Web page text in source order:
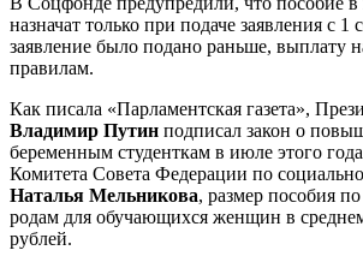
назначат только при подаче заявления с 1
заявление было подано раньше, выплату
правилам.
Как писала «Парламентская газета»,
Владимир Путин подписал закон о
беременным студенткам в июле этого
Комитета Совета Федерации по
Наталья Мельникова, размер пособия
родам для обучающихся женщин в
рублей.